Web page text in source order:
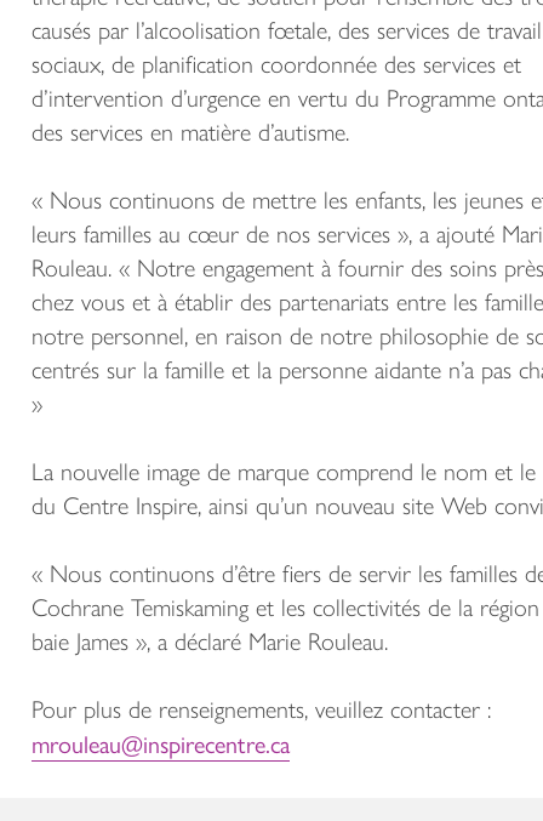
causés par l’alcoolisation fœtale, des services de
sociaux, de planification coordonnée des services et
d’intervention d’urgence en vertu du Programme
des services en matière d’autisme.
« Nous continuons de mettre les enfants, les jeunes
leurs familles au cœur de nos services », a ajouté
Rouleau. « Notre engagement à fournir des soins
chez vous et à établir des partenariats entre les
notre personnel, en raison de notre philosophie de
centrés sur la famille et la personne aidante n’a pas
»
La nouvelle image de marque comprend le nom et
du Centre Inspire, ainsi qu’un nouveau site Web
« Nous continuons d’être fiers de servir les familles
Cochrane Temiskaming et les collectivités de la
baie James », a déclaré Marie Rouleau.
Pour plus de renseignements, veuillez contacter :
mrouleau@inspirecentre.ca